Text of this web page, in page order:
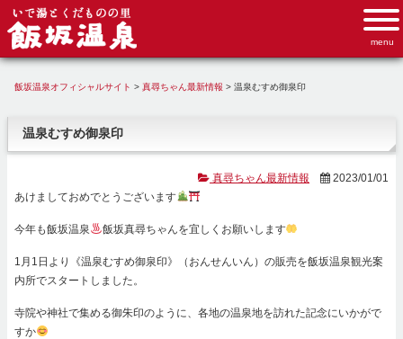
飯坂温泉オフィシャルサイト > 真尋ちゃん最新情報 > 温泉むすめ御泉印
温泉むすめ御泉印
真尋ちゃん最新情報
2023/01/01
あけましておめでとうございます
今年も飯坂温泉 飯坂真尋ちゃんを宜しくお願いします
1月1日より《温泉むすめ御泉印》（おんせんいん）の販売を飯坂温泉観光案
内所でスタートしました。
寺院や神社で集める御朱印のように、各地の温泉地を訪れた記念にいかがで
すか